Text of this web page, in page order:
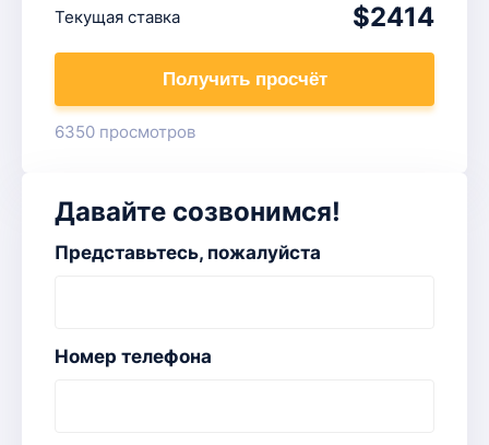
Текущая ставка $2414
Получить просчёт
6350 просмотров
Давайте созвонимся!
Представьтесь, пожалуйста
Номер телефона